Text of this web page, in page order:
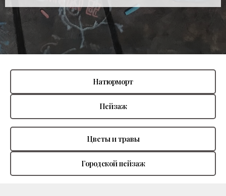
Натюрморт
Пейзаж
Цветы и травы
Городской пейзаж